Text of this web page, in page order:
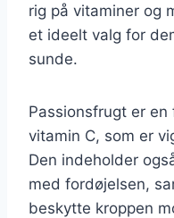
rig på vitaminer og
et ideelt valg for
sunde.
Passionsfrugt er
vitamin C, som er
Den indeholder
med fordøjelsen,
beskytte kroppen